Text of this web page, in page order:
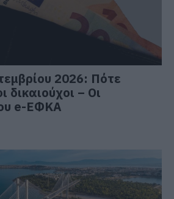
2026: Πότε
δικαιούχοι – Οι
e-ΕΦΚΑ